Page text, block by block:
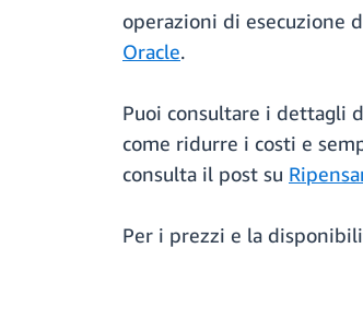
operazioni di esecuzione
Oracle.
Puoi consultare i dettagli
come ridurre i costi e
consulta il post su
Per i prezzi e la